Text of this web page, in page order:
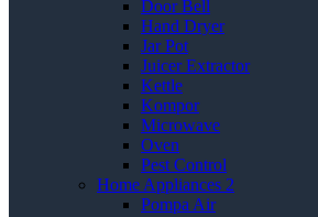
Door Bell
Hand Dryer
Jar Pot
Juicer Extractor
Kettle
Kompor
Microwave
Oven
Pest Control
Home Appliances 2
Pompa Air